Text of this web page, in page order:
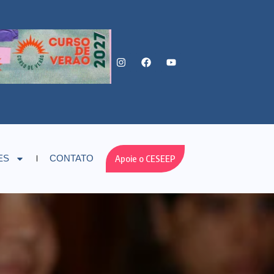
CONTATO Apoie o CESEEP